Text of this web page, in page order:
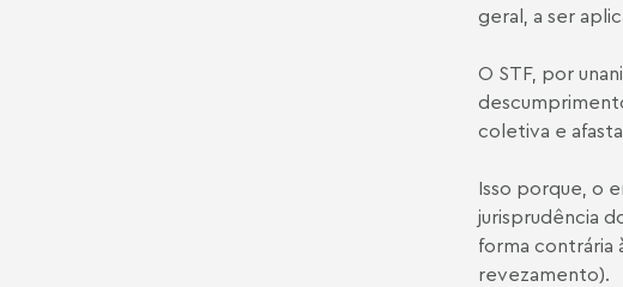
geral, a ser
O STF, por
coletiva e
Isso porque, o
jurisprudência
forma contrária
revezamento).